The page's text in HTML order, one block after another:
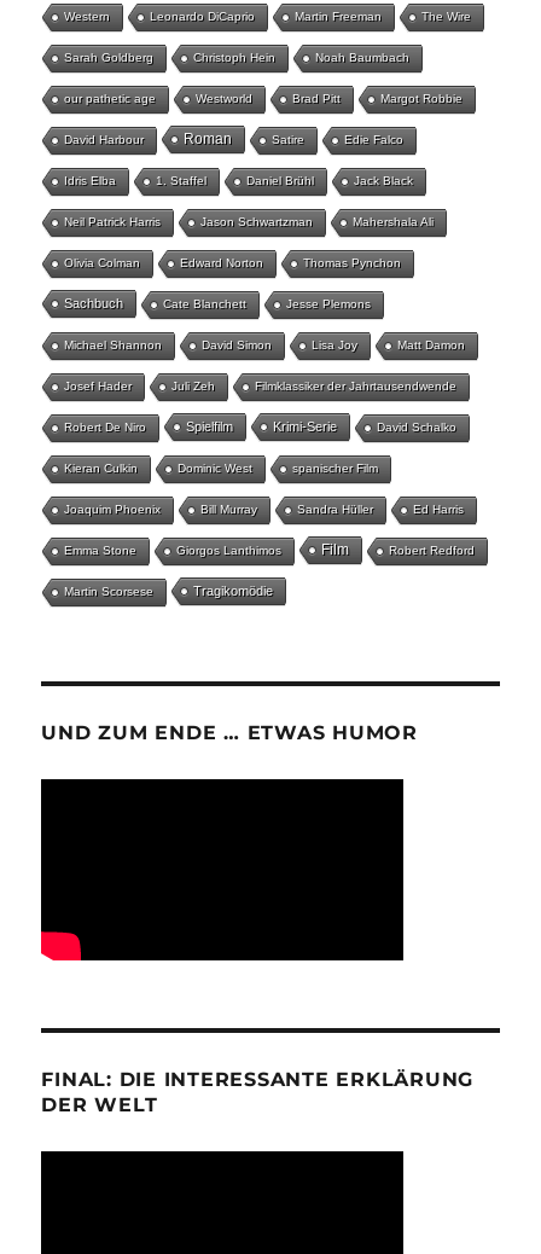
Western Leonardo DiCaprio Martin Freeman The Wire
Sarah Goldberg Christoph Hein Noah Baumbach
our pathetic age Westworld Brad Pitt Margot Robbie
David Harbour Roman Satire Edie Falco
Idris Elba 1. Staffel Daniel Brühl Jack Black
Neil Patrick Harris Jason Schwartzman Mahershala Ali
Olivia Colman Edward Norton Thomas Pynchon
Sachbuch Cate Blanchett Jesse Plemons
Michael Shannon David Simon Lisa Joy Matt Damon
Josef Hader Juli Zeh Filmklassiker der Jahrtausendwende
Robert De Niro Spielfilm Krimi-Serie David Schalko
Kieran Culkin Dominic West spanischer Film
Joaquim Phoenix Bill Murray Sandra Hüller Ed Harris
Emma Stone Giorgos Lanthimos Film Robert Redford
Martin Scorsese Tragikomödie
UND ZUM ENDE … ETWAS HUMOR
FINAL: DIE INTERESSANTE ERKLÄRUNG
DER WELT